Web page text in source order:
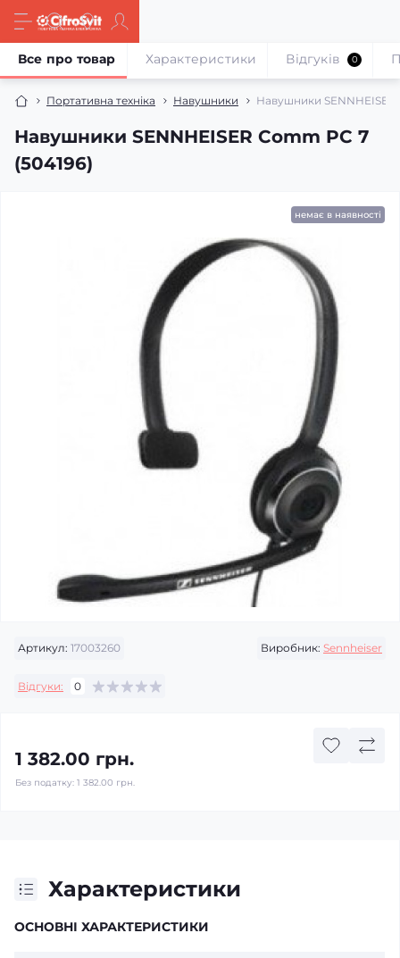
Портативна техніка Навушники Навушники SENNHEISER
Навушники SENNHEISER Comm PC 7
(504196)
Все про товар Характеристики Відгуків 0
немає в наявності
Артикул: 17003260 Виробник: Sennheiser
Відгуки: 0
1 382.00 грн.
Без податку: 1 382.00 грн.
Характеристики
ОСНОВНІ ХАРАКТЕРИСТИКИ